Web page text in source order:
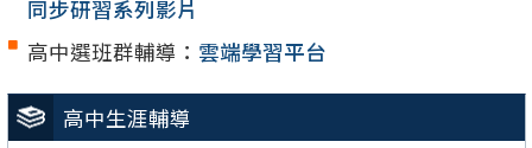
高中生涯輔導
同步研習系列影片
高中選班群輔導： 雲端學習平台